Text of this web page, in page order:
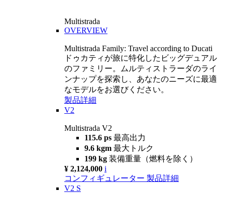
Multistrada
OVERVIEW
Multistrada Family: Travel according to Ducati
ドゥカティが旅に特化したビッグデュアル
のファミリー。ムルティストラーダのライ
ンナップを探索し、あなたのニーズに最適
なモデルをお選びください。
製品詳細
V2
Multistrada V2
115.6 ps 最高出力
9.6 kgm 最大トルク
199 kg 装備重量（燃料を除く）
¥ 2,124,000 i
コンフィギュレーター 製品詳細
V2 S